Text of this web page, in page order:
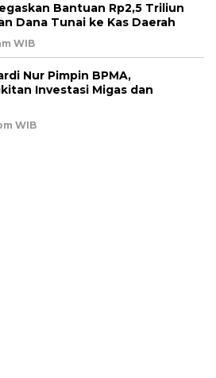
Bantuan Rp2,5 Triliun
Dana Tunai ke Kas Daerah
WIB
Nur Pimpin BPMA,
Investasi Migas dan
WIB